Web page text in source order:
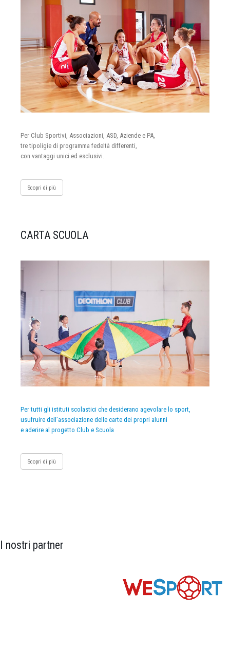
Per Club Sportivi, Associazioni, ASD, Aziende e PA,
tre tipoligie di programma fedeltà differenti,
con vantaggi unici ed esclusivi.
Scopri di più
CARTA SCUOLA
Per tutti gli istituti scolastici che desiderano agevolare lo sport,
usufruire dell’associazione delle carte dei propri alunni
e aderire al progetto Club e Scuola
Scopri di più
I nostri partner